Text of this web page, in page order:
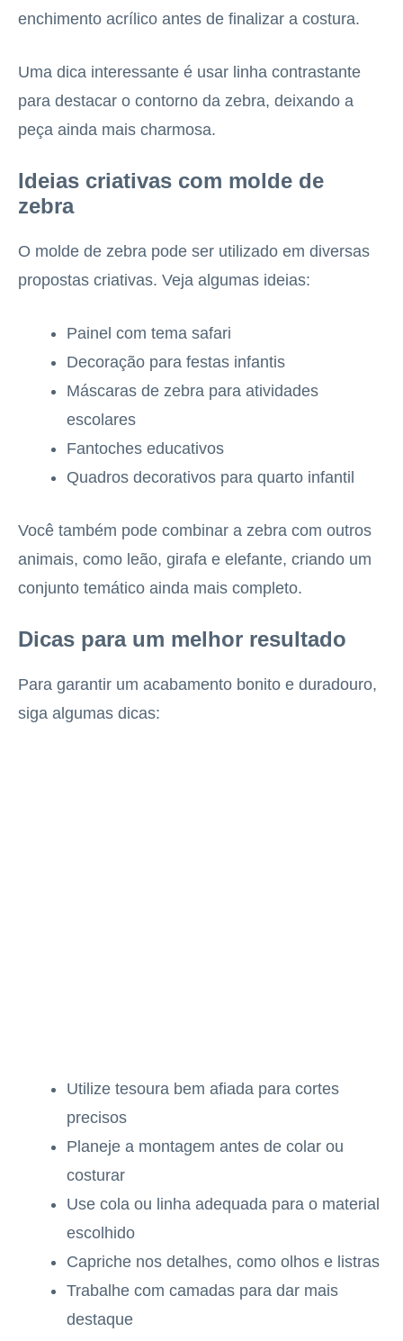
enchimento acrílico antes de finalizar a costura.
Uma dica interessante é usar linha contrastante
para destacar o contorno da zebra, deixando a
peça ainda mais charmosa.
Ideias criativas com molde de
zebra
O molde de zebra pode ser utilizado em diversas
propostas criativas. Veja algumas ideias:
Painel com tema safari
Decoração para festas infantis
Máscaras de zebra para atividades
escolares
Fantoches educativos
Quadros decorativos para quarto infantil
Você também pode combinar a zebra com outros
animais, como leão, girafa e elefante, criando um
conjunto temático ainda mais completo.
Dicas para um melhor resultado
Para garantir um acabamento bonito e duradouro,
siga algumas dicas:
Utilize tesoura bem afiada para cortes
precisos
Planeje a montagem antes de colar ou
costurar
Use cola ou linha adequada para o material
escolhido
Capriche nos detalhes, como olhos e listras
Trabalhe com camadas para dar mais
destaque